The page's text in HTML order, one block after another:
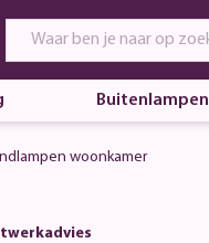
Buitenlampen
woonkamer